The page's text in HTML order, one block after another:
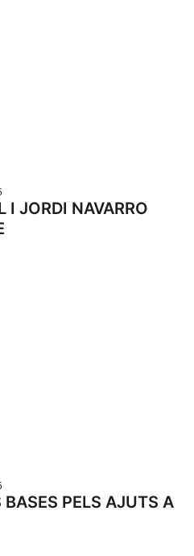
I JORDI NAVARRO
BASES PELS AJUTS A